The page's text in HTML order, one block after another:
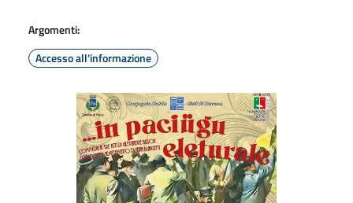
Argomenti:
Accesso all'informazione